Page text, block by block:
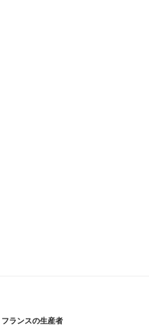
フランスの生産者